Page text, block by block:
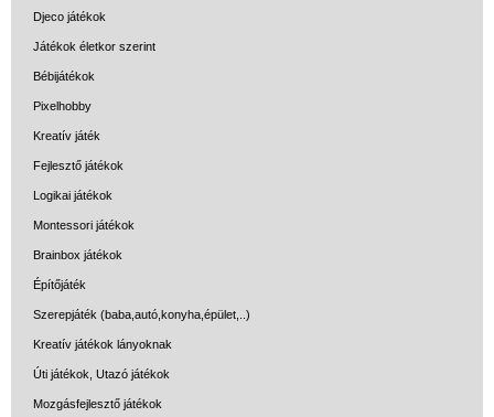
Djeco játékok
Játékok életkor szerint
Bébijátékok
Pixelhobby
Kreatív játék
Fejlesztő játékok
Logikai játékok
Montessori játékok
Brainbox játékok
Építőjáték
Szerepjáték (baba,autó,konyha,épület,..)
Kreatív játékok lányoknak
Úti játékok, Utazó játékok
Mozgásfejlesztő játékok